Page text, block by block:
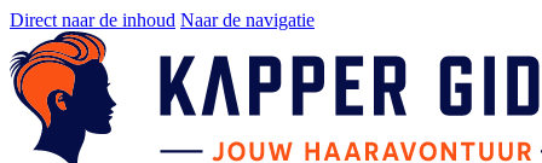
Direct naar de inhoud Naar de navigatie